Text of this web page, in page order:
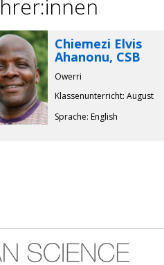
Chiemezi Elvis
Ahanonu, CSB
Owerri
Klassenunterricht: August
Sprache: English